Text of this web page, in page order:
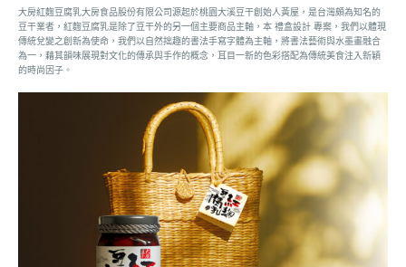
大房紅麴豆腐乳大房食品股份有限公司源起於桃園大溪豆干創始人黃屋，是台灣頗為知名的
豆干業者，紅麴豆腐乳是除了豆干外的另一個主要商品主軸，本 禮盒設計 專案，我們以體現
傳統兌變之創新為使命，我們以自然拙趣的書法手寫字體為主軸，將書法藝術與水墨畫融合
為一，藉其韻味展現對文化的傳承與手作的概念，耳目一新的色彩搭配為傳統美食注入新穎
的時尚因子。